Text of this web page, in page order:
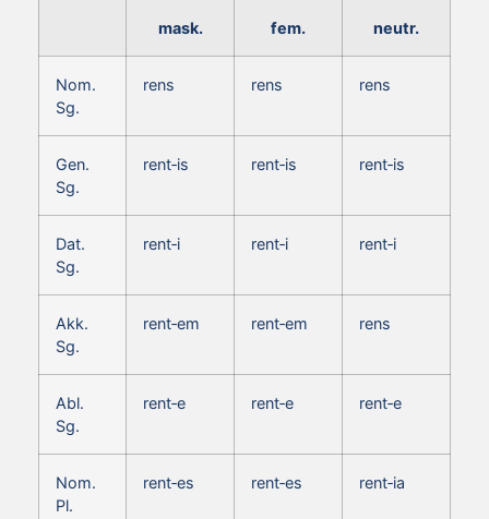
mask. fem. neutr.
Nom.
Sg.
rens rens rens
Gen.
Sg.
rent‑is rent‑is rent‑is
Dat.
Sg.
rent‑i rent‑i rent‑i
Akk.
Sg.
rent‑em rent‑em rens
Abl.
Sg.
rent‑e rent‑e rent‑e
Nom.
Pl.
rent‑es rent‑es rent‑ia